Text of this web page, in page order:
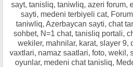
sayt, tanisliq, taniwliq, azeri forum,
sayti, medeni terbiyeli cat,
taniwliq, Azerbaycan sayti, chat
sohbet, N=1 chat, tanisliq portali,
wekiler, mahnilar, karat, slayer 9,
vaxtlari, namaz saatlari, foto, wekil,
oyunlar, medeni chat tanisliq,